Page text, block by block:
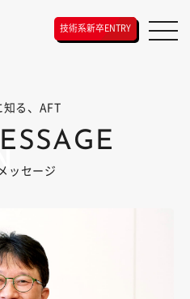
技術系新卒ENTRY
知る、AFT
ッセージ